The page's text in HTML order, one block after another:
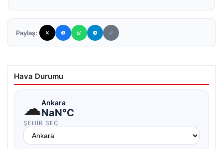
Paylaş:
Hava Durumu
☁Ankara
NaN°C
ŞEHIR SEÇ